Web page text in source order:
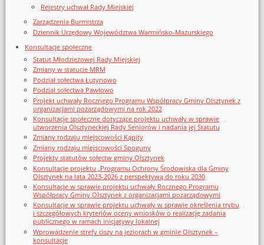
Rejestry uchwał Rady Miejskiej
Zarządzenia Burmistrza
Dziennik Urzędowy Województwa Warmińsko-Mazurskiego
Konsultacje społeczne
Statut Młodzieżowej Rady Miejskiej
Zmiany w statucie MRM
Podział sołectwa Łutynowo
Podział sołectwa Pawłowo
Projekt uchwały Rocznego Programu Współpracy Gminy Olsztynek z
organizacjami pozarządowymi na rok 2022
Konsultacje społeczne dotyczące projektu uchwały w sprawie
utworzenia Olsztyneckiej Rady Seniorów i nadania jej Statutu
Zmiany rodzaju miejscowości Kąpity
Zmiany rodzaju miejscowości Spoguny
Projekty statutów sołectw gminy Olsztynek
Konsultacje projektu „Programu Ochrony Środowiska dla Gminy
Olsztynek na lata 2023-2026 z perspektywą do roku 2030
Konsultacje w sprawie projektu uchwały Rocznego Programu
Współpracy Gminy Olsztynek z organizacjami pozarządowymi
Konsultacje w sprawie projektu uchwały w sprawie określenia trybu
i szczegółowych kryteriów oceny wniosków o realizację zadania
publicznego w ramach inicjatywy lokalnej
Wprowadzenie strefy ciszy na jeziorach w gminie Olsztynek –
konsultacje